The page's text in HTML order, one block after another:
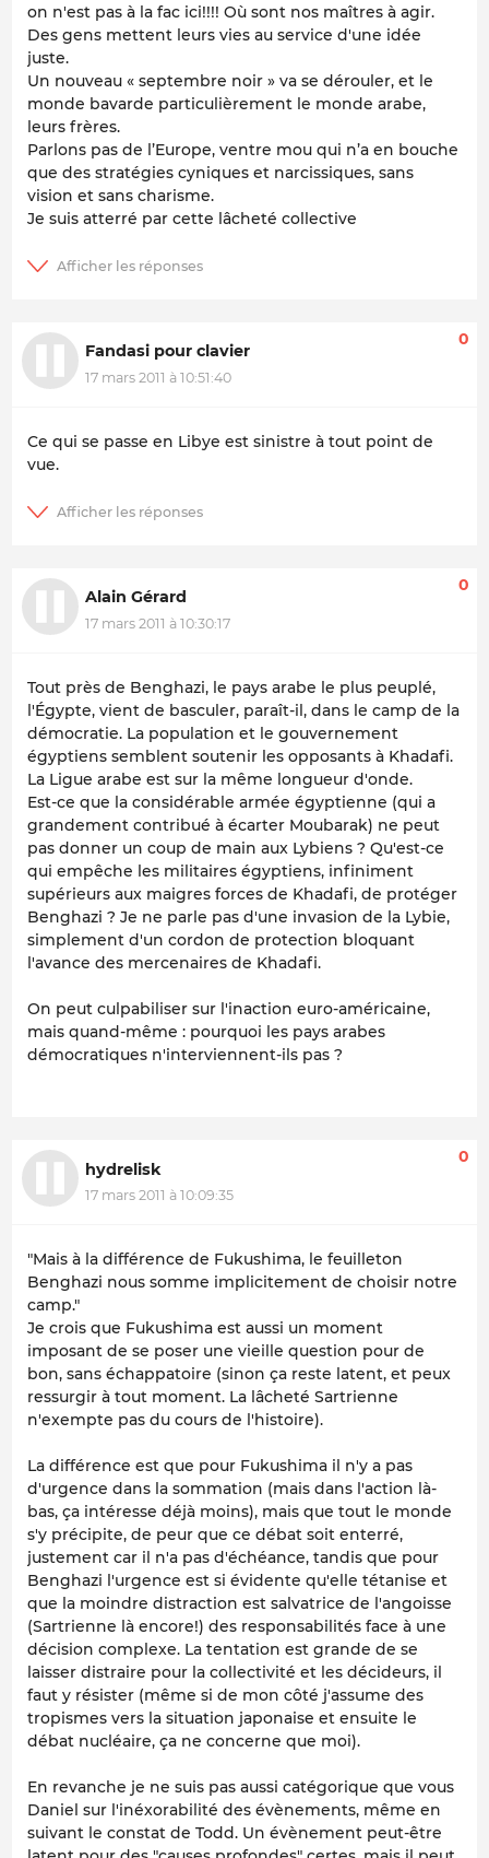
on n'est pas à la fac ici!!!! Où sont nos maîtres à agir.
Des gens mettent leurs vies au service d'une idée
juste.
Un nouveau « septembre noir » va se dérouler, et le
monde bavarde particulièrement le monde arabe,
leurs frères.
Parlons pas de l’Europe, ventre mou qui n’a en bouche
que des stratégies cyniques et narcissiques, sans
vision et sans charisme.
Je suis atterré par cette lâcheté collective
Fandasi pour clavier
17 mars 2011 à 10:51:40
0
Ce qui se passe en Libye est sinistre à tout point de
vue.
Alain Gérard
17 mars 2011 à 10:30:17
0
Tout près de Benghazi, le pays arabe le plus peuplé,
l'Égypte, vient de basculer, paraît-il, dans le camp de la
démocratie. La population et le gouvernement
égyptiens semblent soutenir les opposants à Khadafi.
La Ligue arabe est sur la même longueur d'onde.
Est-ce que la considérable armée égyptienne (qui a
grandement contribué à écarter Moubarak) ne peut
pas donner un coup de main aux Lybiens ? Qu'est-ce
qui empêche les militaires égyptiens, infiniment
supérieurs aux maigres forces de Khadafi, de protéger
Benghazi ? Je ne parle pas d'une invasion de la Lybie,
simplement d'un cordon de protection bloquant
l'avance des mercenaires de Khadafi.
On peut culpabiliser sur l'inaction euro-américaine,
mais quand-même : pourquoi les pays arabes
démocratiques n'interviennent-ils pas ?
hydrelisk
17 mars 2011 à 10:09:35
0
"Mais à la différence de Fukushima, le feuilleton
Benghazi nous somme implicitement de choisir notre
camp."
Je crois que Fukushima est aussi un moment
imposant de se poser une vieille question pour de
bon, sans échappatoire (sinon ça reste latent, et peux
ressurgir à tout moment. La lâcheté Sartrienne
n'exempte pas du cours de l'histoire).
La différence est que pour Fukushima il n'y a pas
d'urgence dans la sommation (mais dans l'action là-
bas, ça intéresse déjà moins), mais que tout le monde
s'y précipite, de peur que ce débat soit enterré,
justement car il n'a pas d'échéance, tandis que pour
Benghazi l'urgence est si évidente qu'elle tétanise et
que la moindre distraction est salvatrice de l'angoisse
(Sartrienne là encore!) des responsabilités face à une
décision complexe. La tentation est grande de se
laisser distraire pour la collectivité et les décideurs, il
faut y résister (même si de mon côté j'assume des
tropismes vers la situation japonaise et ensuite le
débat nucléaire, ça ne concerne que moi).
En revanche je ne suis pas aussi catégorique que vous
Daniel sur l'inéxorabilité des évènements, même en
suivant le constat de Todd. Un évènement peut-être